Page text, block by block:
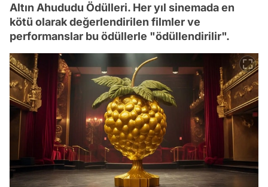
Altın Ahududu Ödülleri. Her yıl sinemada en
kötü olarak değerlendirilen filmler ve
performanslar bu ödüllerle "ödüllendirilir".